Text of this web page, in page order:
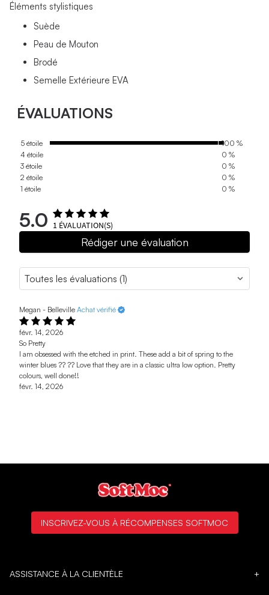
Éléments stylistiques
Suède
Peau de Mouton
Brodé
Semelle Extérieure EVA
ÉVALUATIONS
5 étoile
100 %
4 étoile
0 %
3 étoile
0 %
2 étoile
0 %
1 étoile
0 %
5.0 1 ÉVALUATION(S)
Rédiger une évaluation
Megan - Belleville Achat vérifié
févr. 14, 2026
So Pretty
I am obsessed with the etched in print. These add a bit of spring to the
winter blues ?? ?? Love that they are in a classic ultra low option. Pretty
colours, well done!!
févr. 14, 2026
ASSISTANCE À LA CLIENTÈLE +
INSCRIVEZ-VOUS À RÉCOMPENSES SOFTMOC